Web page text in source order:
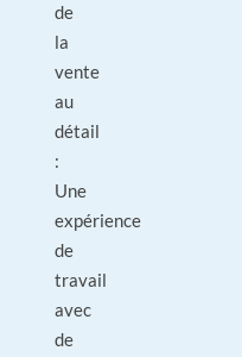
de
la
vente
au
détail
:
Une
expérience
de
travail
avec
de